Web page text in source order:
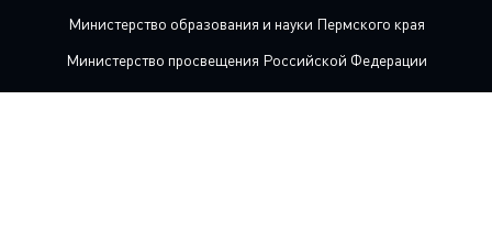
Министерство образования и науки Пермского края
Министерство просвещения Российской Федерации